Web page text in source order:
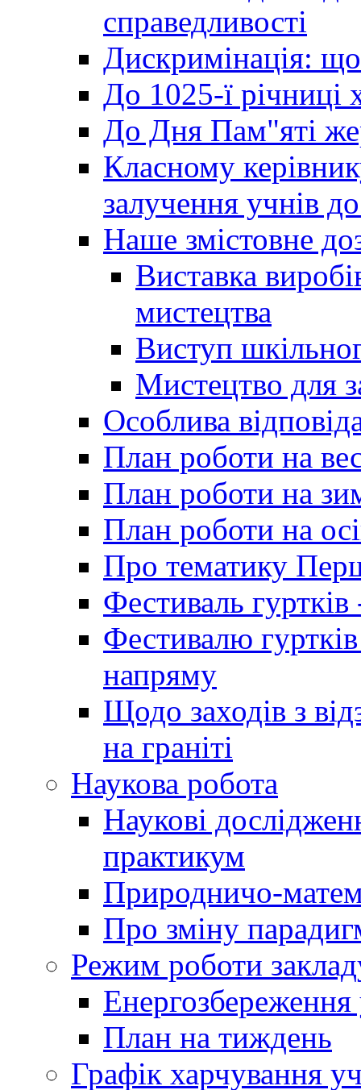
справедливості
Дискримінація:
До 1025-ї річниці
До Дня Пам"яті
Класному
залучення учнів
Наше змістовне
Виставка
мистецтва
Виступ
Мистецтво для
Особлива
План роботи на
План роботи на
План роботи на
Про тематику
Фестиваль
Фестивалю
напряму
Щодо заходів з
на граніті
Наукова робота
Наукові
практикум
Природничо-
Про зміну
Режим роботи
Енергозбереження
План на тиждень
Графік харчування